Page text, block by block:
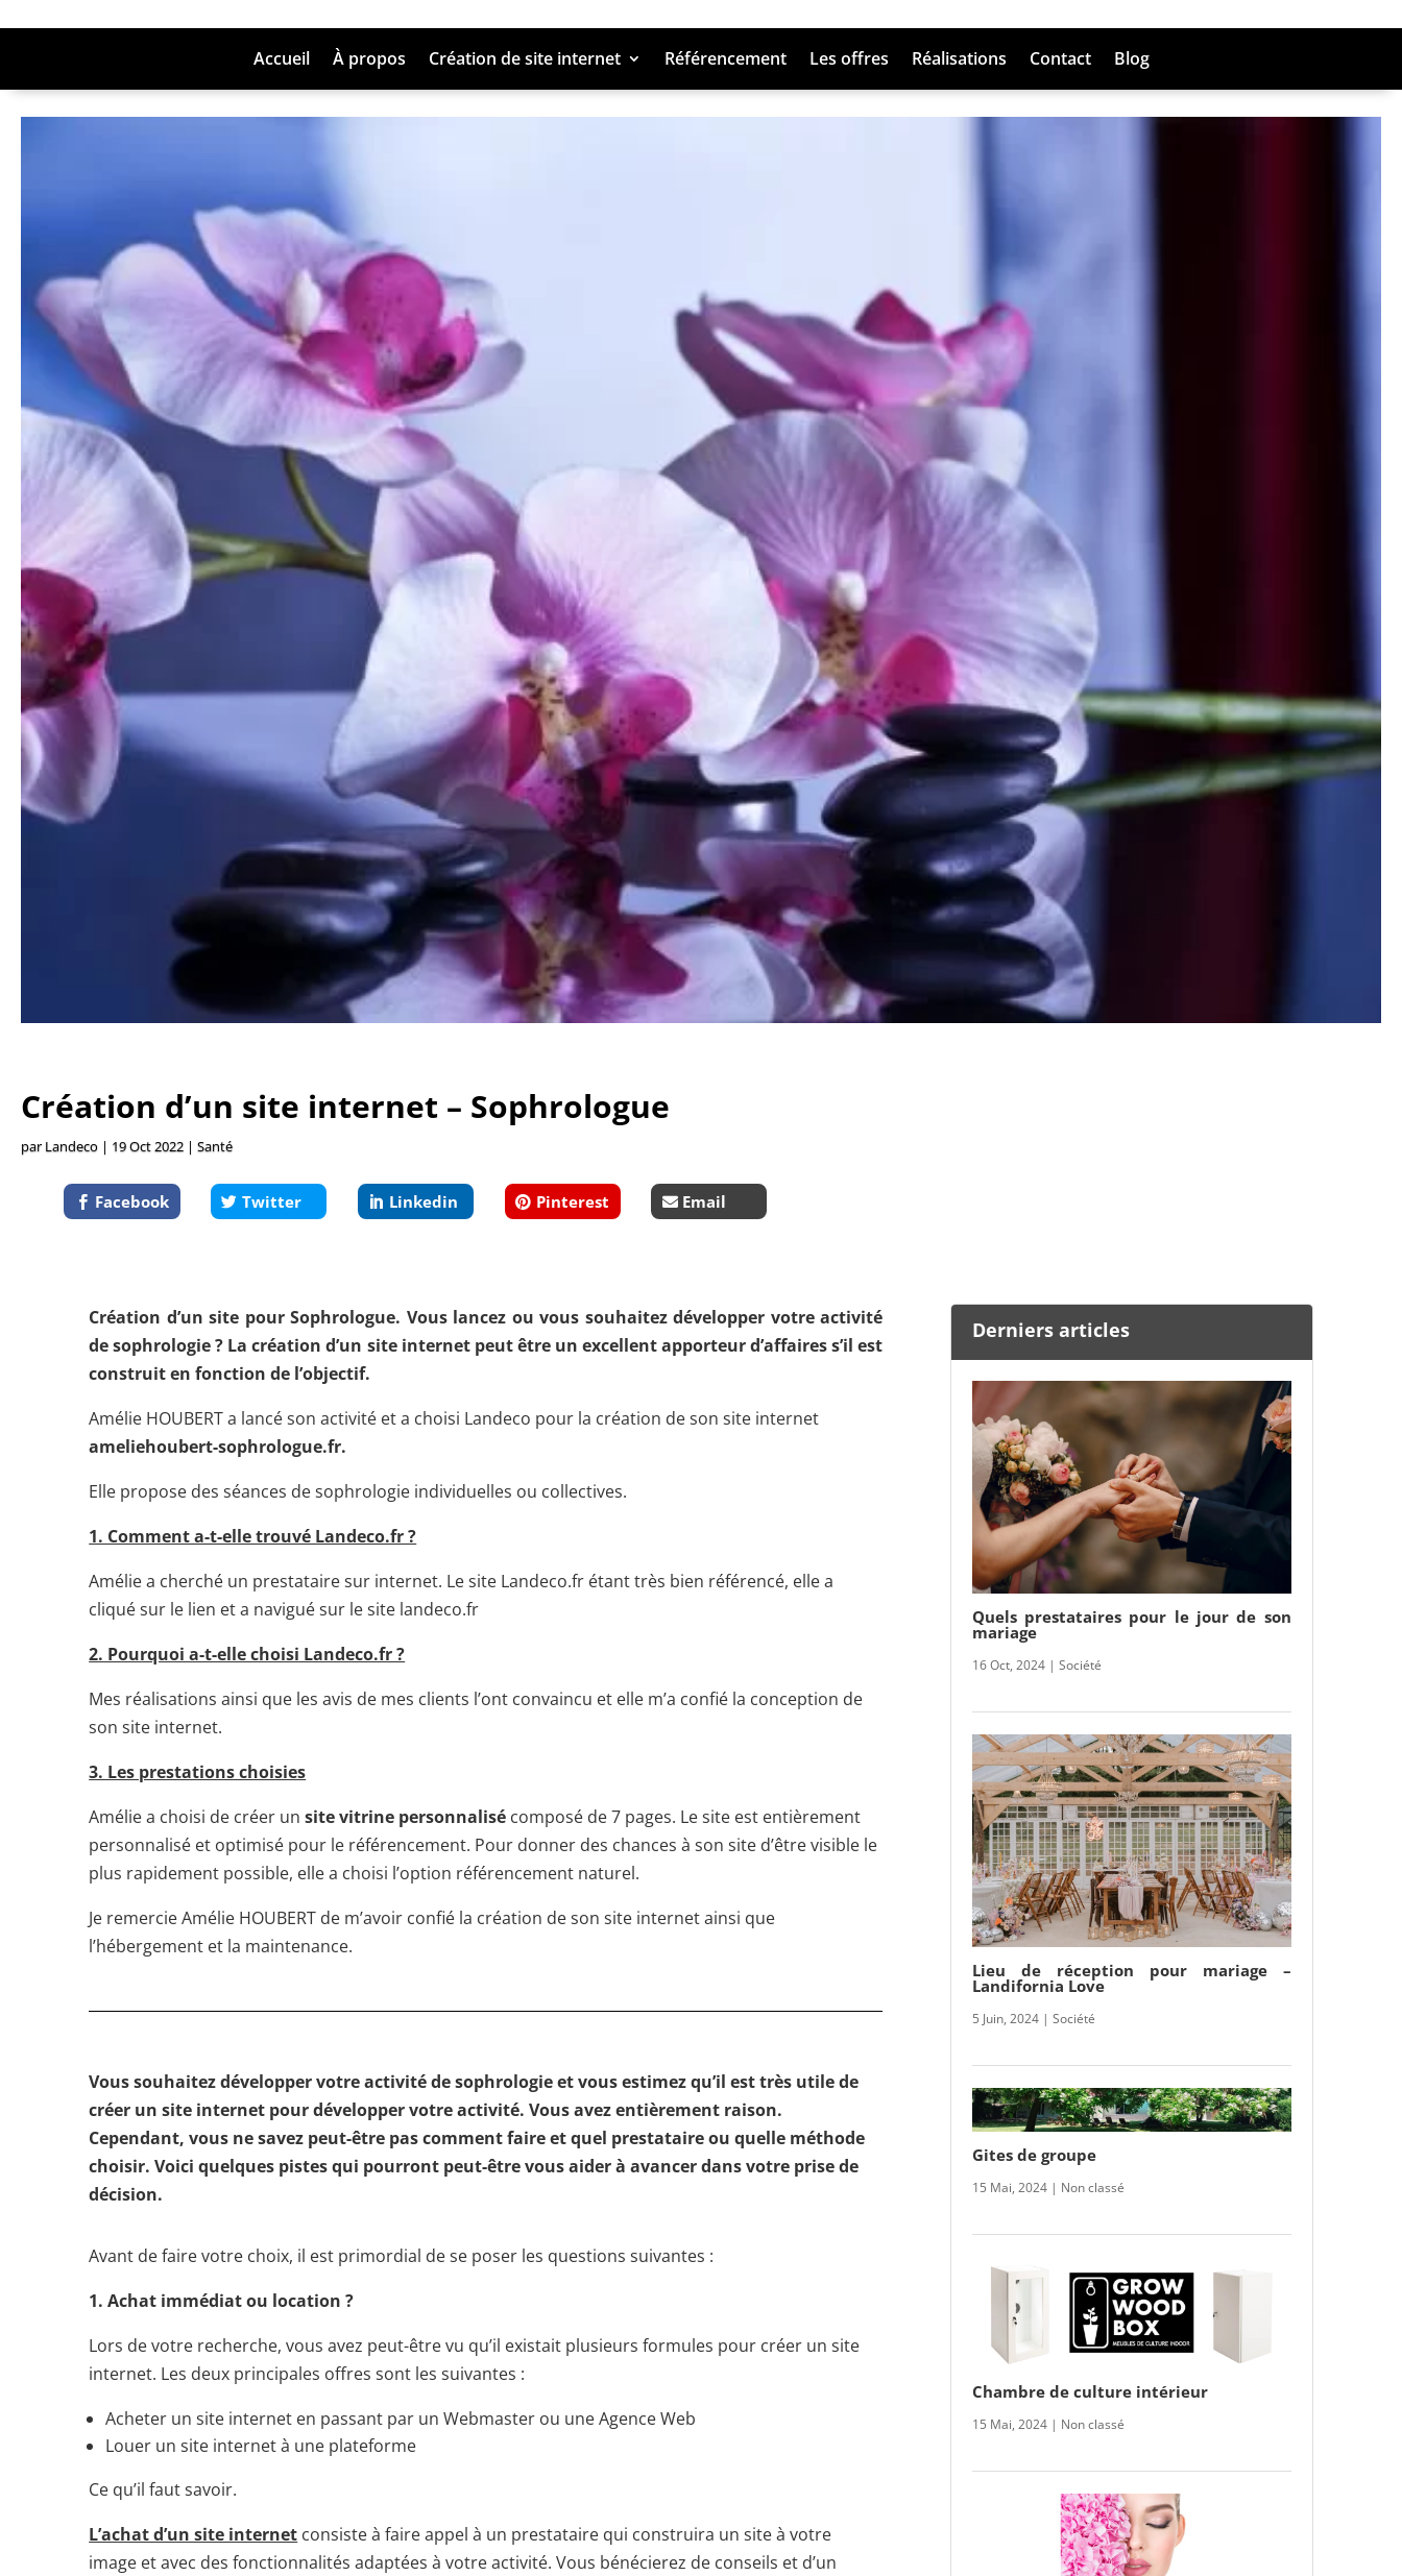
Accueil À propos Création de site internet Référencement Les offres Réalisations Contact Blog
Création d’un site internet – Sophrologue
par Landeco | 19 Oct 2022 | Santé
Facebook Twitter Linkedin Pinterest Email
Création d’un site pour Sophrologue. Vous lancez ou vous souhaitez développer votre activité
de sophrologie ? La création d’un site internet peut être un excellent apporteur d’affaires s’il est
construit en fonction de l’objectif.
Amélie HOUBERT a lancé son activité et a choisi Landeco pour la création de son site internet
ameliehoubert-sophrologue.fr.
Elle propose des séances de sophrologie individuelles ou collectives.
1. Comment a-t-elle trouvé Landeco.fr ?
Amélie a cherché un prestataire sur internet. Le site Landeco.fr étant très bien référencé, elle a
cliqué sur le lien et a navigué sur le site landeco.fr
2. Pourquoi a-t-elle choisi Landeco.fr ?
Mes réalisations ainsi que les avis de mes clients l’ont convaincu et elle m’a confié la conception de
son site internet.
3. Les prestations choisies
Amélie a choisi de créer unsite vitrine personnalisé composé de 7 pages. Le site est entièrement
personnalisé et optimisé pour le référencement. Pour donner des chances à son site d’être visible le
plus rapidement possible, elle a choisi l’option référencement naturel.
Je remercie Amélie HOUBERT de m’avoir confié la création de son site internet ainsi que
l’hébergement et la maintenance.
Vous souhaitez développer votre activité de sophrologie et vous estimez qu’il est très utile de
créer un site internet pour développer votre activité. Vous avez entièrement raison.
Cependant, vous ne savez peut-être pas comment faire et quel prestataire ou quelle méthode
choisir. Voici quelques pistes qui pourront peut-être vous aider à avancer dans votre prise de
décision.
Avant de faire votre choix, il est primordial de se poser les questions suivantes :
1. Achat immédiat ou location ?
Lors de votre recherche, vous avez peut-être vu qu’il existait plusieurs formules pour créer un site
internet. Les deux principales offres sont les suivantes :
Acheter un site internet en passant par un Webmaster ou une Agence Web
Louer un site internet à une plateforme
Ce qu’il faut savoir.
L’achat d’un site internet consiste à faire appel à un prestataire qui construira un site à votre
image et avec des fonctionnalités adaptées à votre activité. Vous bénécierez de conseils et d’un
Derniers articles
Quels prestataires pour le jour de son
mariage
16 Oct, 2024| Société
Lieu de réception pour mariage –
Landifornia Love
5 Juin, 2024| Société
Gites de groupe
15 Mai, 2024| Non classé
Chambre de culture intérieur
15 Mai, 2024| Non classé